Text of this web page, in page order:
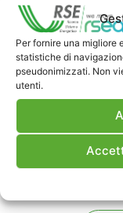
Per fornire una migliore
statistiche di
pseudonimizzati. Non
utenti.
non
numeriche,
energy.
Commenti